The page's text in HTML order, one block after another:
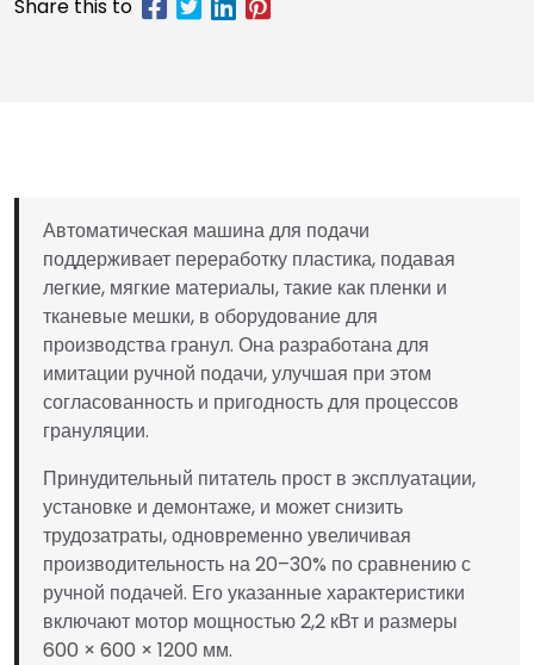
Автоматическая машина для подачи
поддерживает переработку пластика, подавая
легкие, мягкие материалы, такие как пленки и
тканевые мешки, в оборудование для
производства гранул. Она разработана для
имитации ручной подачи, улучшая при этом
согласованность и пригодность для процессов
грануляции.
Принудительный питатель прост в эксплуатации,
установке и демонтаже, и может снизить
трудозатраты, одновременно увеличивая
производительность на 20–30% по сравнению с
ручной подачей. Его указанные характеристики
включают мотор мощностью 2,2 кВт и размеры
600 × 600 × 1200 мм.